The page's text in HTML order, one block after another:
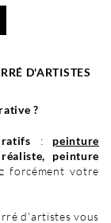
D'ARTISTES
?
: peinture
peinture
forcément votre
d'artistes vous